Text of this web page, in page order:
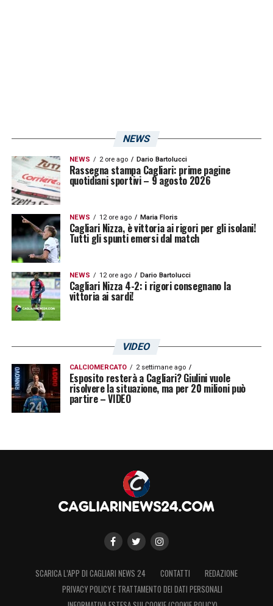
NEWS
NEWS 2 ore ago Dario Bartolucci
Rassegna stampa Cagliari: prime pagine
quotidiani sportivi – 9 agosto 2026
NEWS 12 ore ago Maria Floris
Cagliari Nizza, è vittoria ai rigori per gli isolani!
Tutti gli spunti emersi dal match
NEWS 12 ore ago Dario Bartolucci
Cagliari Nizza 4-2: i rigori consegnano la
vittoria ai sardi!
VIDEO
CALCIOMERCATO 2 settimane ago
Esposito resterà a Cagliari? Giulini vuole
risolvere la situazione, ma per 20 milioni può
partire – VIDEO
SCARICA L’APP DI CAGLIARI NEWS 24 CONTATTI
REDAZIONE
PRIVACY POLICY E TRATTAMENTO DEI DATI PERSONALI